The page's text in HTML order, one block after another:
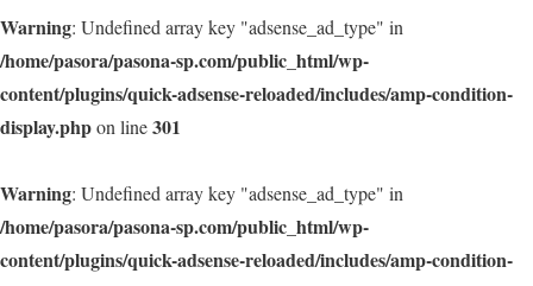
Warning: Undefined array key "adsense_ad_type" in
/home/pasora/pasona-sp.com/public_html/wp-
content/plugins/quick-adsense-reloaded/includes/amp-condition-
display.phpon line301
Warning: Undefined array key "adsense_ad_type" in
/home/pasora/pasona-sp.com/public_html/wp-
content/plugins/quick-adsense-reloaded/includes/amp-condition-